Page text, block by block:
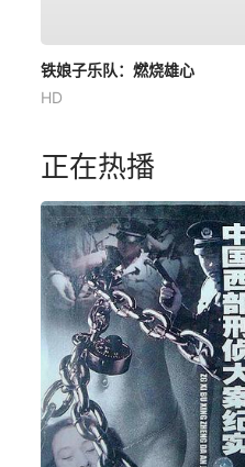
铁娘子乐队：燃烧雄心
HD
正在热播